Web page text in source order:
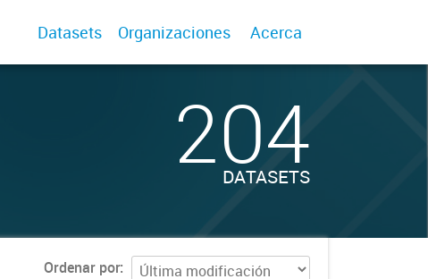
Datasets Organizaciones Acerca
204
DATASETS
Ordenar por